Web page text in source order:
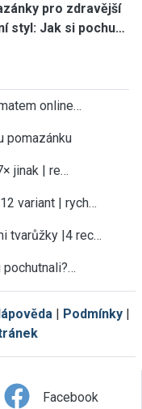
pro zdravější
styl: Jak si pochu…
online…
pomazánku
jinak | re…
variant | rych…
tvarůžky |4 rec…
| Podmínky |
Facebook